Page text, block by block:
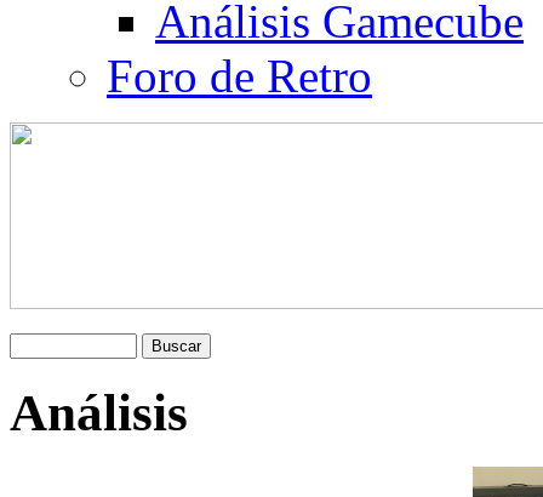
Análisis Gamecube
Foro de Retro
Análisis